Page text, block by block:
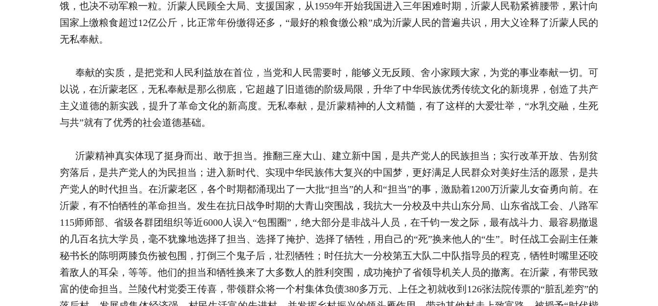
饿，也决不动军粮一粒。沂蒙人民顾全大局、支援国家，从1959年开始我国进入三年困难时期，沂蒙人民勒紧裤腰带，累计向
国家上缴粮食超过12亿公斤，比正常年份缴得还多，“最好的粮食缴公粮”成为沂蒙人民的普遍共识，用大义诠释了沂蒙人民的
无私奉献。
奉献的实质，是把党和人民利益放在首位，当党和人民需要时，能够义无反顾、舍小家顾大家，为党的事业奉献一切。可
以说，在沂蒙老区，无私奉献是那么彻底，它超越了旧道德的阶级局限，升华了中华民族优秀传统文化的新境界，创造了共产
主义道德的新实践，提升了革命文化的新高度。无私奉献，是沂蒙精神的人文精髓，有了这样的大爱壮举，“水乳交融，生死
与共”就有了优秀的社会道德基础。
沂蒙精神真实体现了挺身而出、敢于担当。推翻三座大山、建立新中国，是共产党人的民族担当；实行改革开放、告别贫
穷落后，是共产党人的为民担当；进入新时代、实现中华民族伟大复兴的中国梦，更好满足人民群众对美好生活的愿景，是共
产党人的时代担当。在沂蒙老区，各个时期都涌现出了一大批“担当”的人和“担当”的事，激励着1200万沂蒙儿女奋勇向前。在
沂蒙，有不怕牺牲的革命担当。发生在抗日战争时期的大青山突围战，我抗大一分校及中共山东分局、山东省战工会、八路军
115师师部、省级各群团组织等近6000人误入“包围圈”，绝大部分是非战斗人员，在千钧一发之际，最有战斗力、最容易撤退
的几百名抗大学员，毫不犹豫地选择了担当、选择了掩护、选择了牺牲，用自己的“死”换来他人的“生”。时任战工会副主任兼
秘书长的陈明两膝负伤被包围，打倒三个鬼子后，壮烈牺牲；时任抗大一分校第五大队二中队指导员的程克，牺牲时嘴里还咬
着敌人的耳朵，等等。他们的担当和牺牲换来了大多数人的胜利突围，成功掩护了省领导机关人员的撤离。在沂蒙，有带民致
富的使命担当。兰陵代村党委王传喜，带领群众将一个村集体负债380多万元、上任之初就收到126张法院传票的“脏乱差穷”的